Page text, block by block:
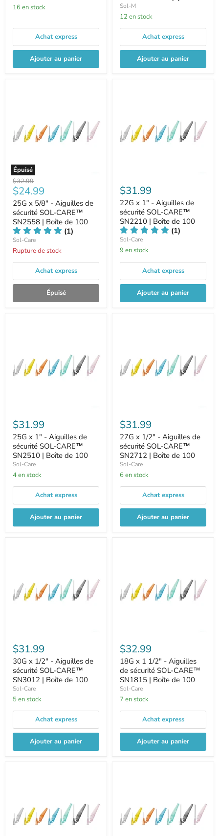
16 en stock
Achat express
Ajouter au panier
Sol-M
12 en stock
Achat express
Ajouter au panier
Épuisé
Prix
d'origine
$32.99
Prix
actuel
$24.99
25G x 5/8" - Aiguilles de
sécurité SOL-CARE™
SN2558 | Boîte de 100
(1)
Sol-Care
Rupture de stock
Achat express
Épuisé
$31.99
22G x 1" - Aiguilles de
sécurité SOL-CARE™
SN2210 | Boîte de 100
(1)
Sol-Care
9 en stock
Achat express
Ajouter au panier
$31.99
25G x 1" - Aiguilles de
sécurité SOL-CARE™
SN2510 | Boîte de 100
Sol-Care
4 en stock
Achat express
Ajouter au panier
$31.99
27G x 1/2" - Aiguilles de
sécurité SOL-CARE™
SN2712 | Boîte de 100
Sol-Care
6 en stock
Achat express
Ajouter au panier
$31.99
30G x 1/2" - Aiguilles de
sécurité SOL-CARE™
SN3012 | Boîte de 100
Sol-Care
5 en stock
Achat express
Ajouter au panier
$32.99
18G x 1 1/2" - Aiguilles
de sécurité SOL-CARE™
SN1815 | Boîte de 100
Sol-Care
7 en stock
Achat express
Ajouter au panier